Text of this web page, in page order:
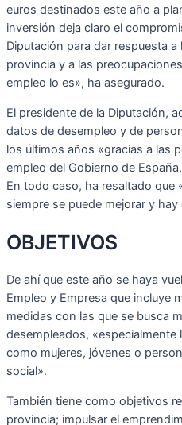
euros destinados este año a
inversión deja claro el
Diputación para dar respuesta
provincia y a las
empleo lo es», ha asegurado.
El presidente de la Diputación,
datos de desempleo y de
los últimos años «gracias a las
empleo del Gobierno de
En todo caso, ha resaltado que
siempre se puede mejorar y
OBJETIVOS
De ahí que este año se haya
Empleo y Empresa que incluye
medidas con las que se busca
desempleados,
como mujeres, jóvenes o
social».
También tiene como objetivos
provincia; impulsar el